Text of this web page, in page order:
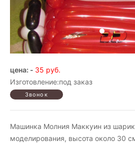
цена: - 35 руб.
Изготовление:под заказ
Машинка Молния Маккуин из
моделирования, высота около 30